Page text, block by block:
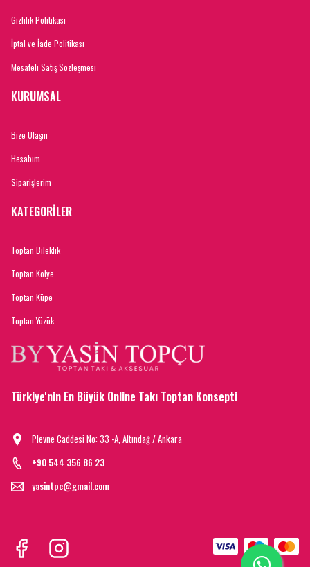
Gizlilik Politikası
İptal ve İade Politikası
Mesafeli Satış Sözleşmesi
KURUMSAL
Bize Ulaşın
Hesabım
Siparişlerim
KATEGORİLER
Toptan Bileklik
Toptan Kolye
Toptan Küpe
Toptan Yüzük
Türkiye'nin En Büyük Online Takı Toptan Konsepti
Plevne Caddesi No: 33 -A, Altındağ / Ankara
+90 544 356 86 23
yasintpc@gmail.com